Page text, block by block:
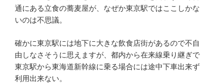
通にある立食の蕎麦屋が、なぜか東京駅ではここしかな
いのは不思議。
確かに東京駅には地下に大きな飲食店街があるので不自
由しなさそうに思えますが、都内から在来線乗り継ぎで
東京駅から東海道新幹線に乗る場合には途中下車出来ず
利用出来ない。